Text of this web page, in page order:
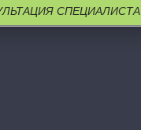
СПЕЦИАЛИСТА